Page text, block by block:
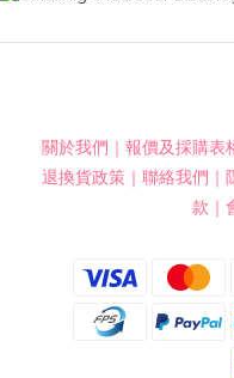
關於我們 ｜ 報價及採購表
退換貨政策 ｜ 聯絡我們 ｜
款 ｜